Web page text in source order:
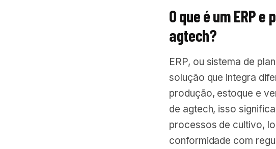
O que é um ERP
agtech?
ERP, ou sistema de
solução que integra
produção, estoque e
de agtech, isso
processos de cultivo,
conformidade com